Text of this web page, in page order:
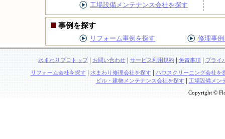
工場設備メンテナンス会社を探す
事例を探す
リフォーム事例を探す 修理事
水まわりプロトップ| お問い合わせ| サービス利用規約| 免責事項| プライ
リフォーム会社を探す | 水まわり修理会社を探す | ハウスクリーニング会社を
ビル・建物メンテナンス会社を探す| 工場設備メン
Copyright ©